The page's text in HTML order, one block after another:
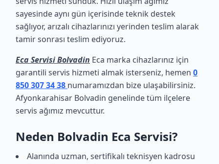
sayesinde aynı gün içerisinde teknik destek
sağlıyor, arızalı cihazlarınızı yerinden teslim alarak
tamir sonrası teslim ediyoruz.
Eca Servisi Bolvadin Eca marka cihazlarınız için
garantili servis hizmeti almak isterseniz, hemen 0
850 307 34 38 numaramızdan bize ulaşabilirsiniz.
Afyonkarahisar Bolvadin genelinde tüm ilçelere
servis ağımız mevcuttur.
Neden Bolvadin Eca Servisi?
Alanında uzman, sertifikalı teknisyen kadrosu